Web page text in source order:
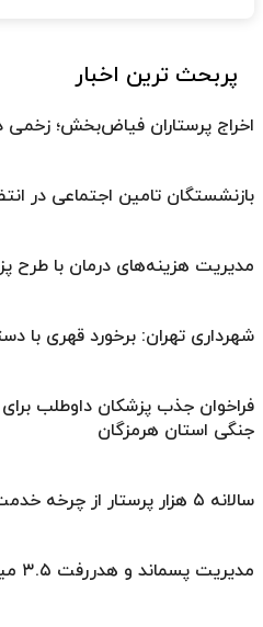
پربحث ترین اخبار
اخراج پرستاران فیاض‌بخش؛ زخمی
بازنشستگان تامین اجتماعی در
مدیریت هزینه‌های درمان با طرح
شهرداری تهران: برخورد قهری با
فراخوان جذب پزشکان داوطلب برای
جنگی استان هرمزگان
سالانه ۵ هزار پرستار از چرخه خدمت خارج می‌شوند
مدیریت پسماند و هدررفت ۳.۵ میلیارد دلاری